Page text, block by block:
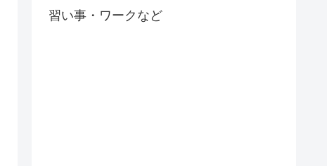
習い事・ワークなど